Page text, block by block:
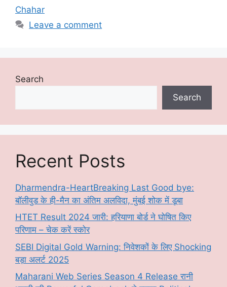
Chahar
Leave a comment
Search
Search
Recent Posts
Dharmendra-HeartBreaking Last Good bye:
बॉलीवुड के ही-मैन का अंतिम अलविदा, मुंबई शोक में डूबा
HTET Result 2024 जारी: हरियाणा बोर्ड ने घोषित किए
परिणाम – चेक करें स्कोर
SEBI Digital Gold Warning: निवेशकों के लिए Shocking
बड़ा अलर्ट 2025
Maharani Web Series Season 4 Release रानी